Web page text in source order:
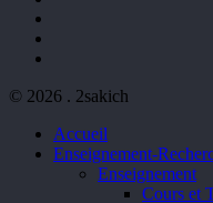
© 2026 . 2sakich
Close
Menu
Accueil
Enseignement-
Enseignement
Cours et